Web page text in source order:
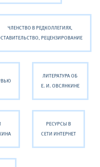
ЧЛЕНСТВО В РЕДКОЛЛЕГИЯХ,
РЕЦЕНЗИРОВАНИЕ
ЛИТЕРАТУРА ОБ
Е. И. ОВСЯНКИНЕ
РЕСУРСЫ В
СЕТИ ИНТЕРНЕТ